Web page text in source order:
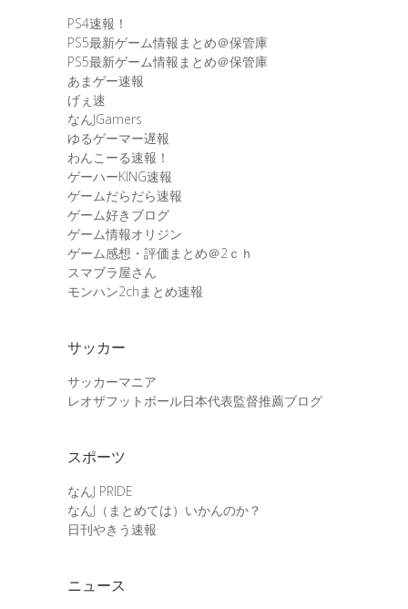
PS4速報！
PS5最新ゲーム情報まとめ＠保管庫
PS5最新ゲーム情報まとめ＠保管庫
あまゲー速報
げぇ速
なんJGamers
ゆるゲーマー遅報
わんこーる速報！
ゲーハーKING速報
ゲームだらだら速報
ゲーム好きブログ
ゲーム情報オリジン
ゲーム感想・評価まとめ＠2ｃｈ
スマブラ屋さん
モンハン2chまとめ速報
サッカー
サッカーマニア
レオザフットボール日本代表監督推薦ブログ
スポーツ
なんJ PRIDE
なんJ（まとめては）いかんのか？
日刊やきう速報
ニュース